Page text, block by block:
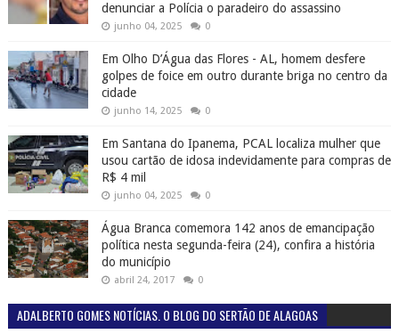
denunciar a Polícia o paradeiro do assassino
junho 04, 2025 0
Em Olho D’Água das Flores - AL, homem desfere
golpes de foice em outro durante briga no centro da
cidade
junho 14, 2025 0
Em Santana do Ipanema, PCAL localiza mulher que
usou cartão de idosa indevidamente para compras de
R$ 4 mil
junho 04, 2025 0
Água Branca comemora 142 anos de emancipação
política nesta segunda-feira (24), confira a história
do município
abril 24, 2017 0
ADALBERTO GOMES NOTÍCIAS. O BLOG DO SERTÃO DE ALAGOAS